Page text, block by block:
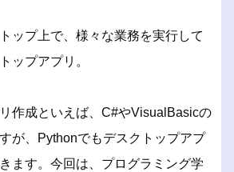
ップ上で、様々な業務を実行して
ップアプリ。
作成といえば、C#やVisualBasicの
が、Pythonでもデスクトップアプ
ます。今回は、プログラミング学